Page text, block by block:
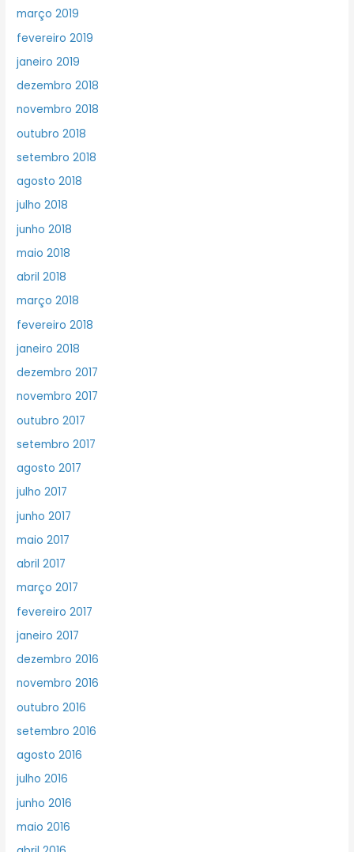
março 2019
fevereiro 2019
janeiro 2019
dezembro 2018
novembro 2018
outubro 2018
setembro 2018
agosto 2018
julho 2018
junho 2018
maio 2018
abril 2018
março 2018
fevereiro 2018
janeiro 2018
dezembro 2017
novembro 2017
outubro 2017
setembro 2017
agosto 2017
julho 2017
junho 2017
maio 2017
abril 2017
março 2017
fevereiro 2017
janeiro 2017
dezembro 2016
novembro 2016
outubro 2016
setembro 2016
agosto 2016
julho 2016
junho 2016
maio 2016